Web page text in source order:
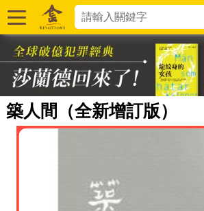
築人間（全新增訂版）